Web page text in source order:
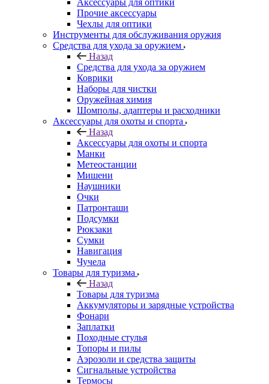
Аксессуары для оптики
Прочие аксессуары
Чехлы для оптики
Инструменты для обслуживания оружия
Средства для ухода за оружием
Назад
Средства для ухода за оружием
Коврики
Наборы для чистки
Оружейная химия
Шомполы, адаптеры и расходники
Аксессуары для охоты и спорта
Назад
Аксессуары для охоты и спорта
Манки
Метеостанции
Мишени
Наушники
Очки
Патронташи
Подсумки
Рюкзаки
Сумки
Навигация
Чучела
Товары для туризма
Назад
Товары для туризма
Аккумуляторы и зарядные устройства
Фонари
Заплатки
Походные стулья
Топоры и пилы
Аэрозоли и средства защиты
Сигнальные устройства
Термосы